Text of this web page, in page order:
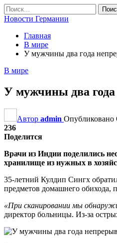
Новости Германии
Главная
В мире
У мужчины два года
В мире
У мужчины два года
Автор admin Опубликовано
236
Поделится
Врачи из Индии поделились
хранилище из нужных в
35-летний Кулдип Сингх
предметов домашнего обихода,
«При сканировании мы
директор больницы. Из-за